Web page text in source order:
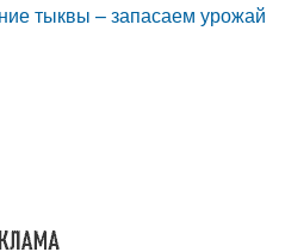
тыквы – запасаем урожай